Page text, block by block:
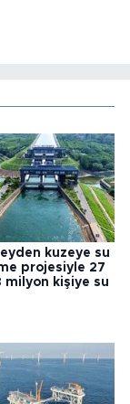
kuzeye su
projesiyle 27
milyon kişiye su